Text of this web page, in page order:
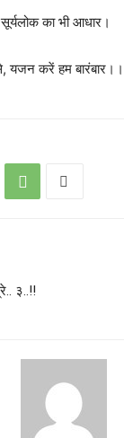
का भी आधार।
यजन करें हम बारंबार।।
३..!!